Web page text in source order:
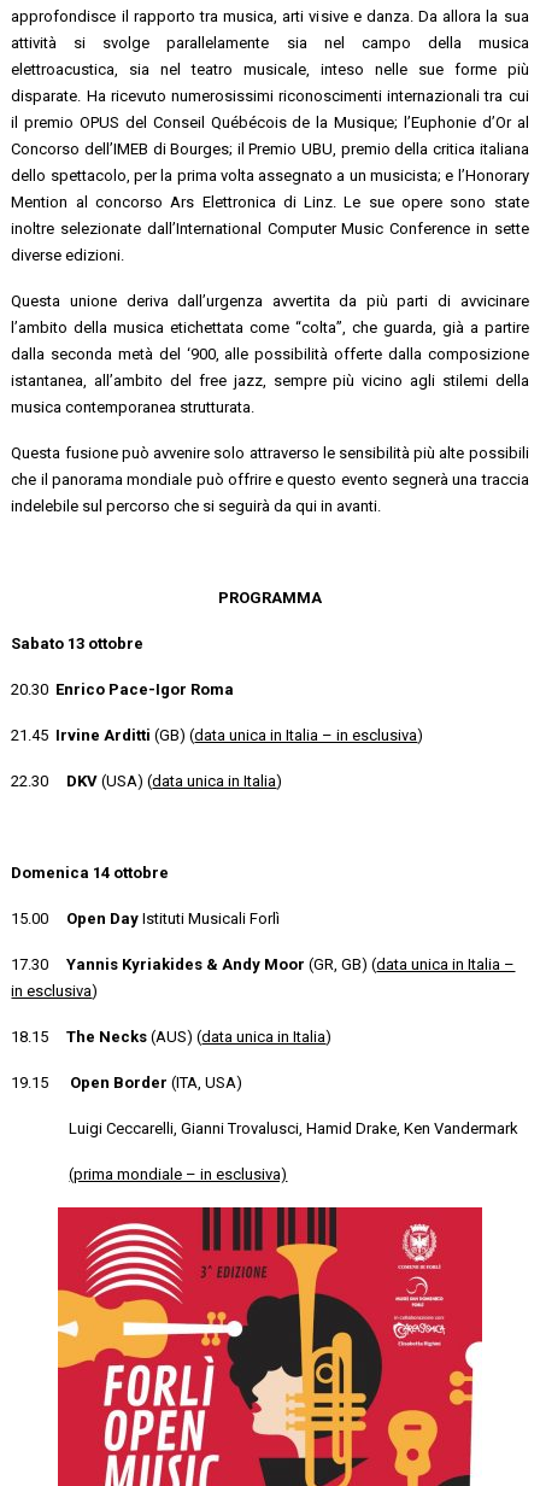
approfondisce il rapporto tra musica, arti visive e danza. Da allora la sua
attività si svolge parallelamente sia nel campo della musica
elettroacustica, sia nel teatro musicale, inteso nelle sue forme più
disparate. Ha ricevuto numerosissimi riconoscimenti internazionali tra cui
il premio OPUS del Conseil Québécois de la Musique; l’Euphonie d’Or al
Concorso dell’IMEB di Bourges; il Premio UBU, premio della critica italiana
dello spettacolo, per la prima volta assegnato a un musicista; e l’Honorary
Mention al concorso Ars Elettronica di Linz. Le sue opere sono state
inoltre selezionate dall’International Computer Music Conference in sette
diverse edizioni.
Questa unione deriva dall’urgenza avvertita da più parti di avvicinare
l’ambito della musica etichettata come “colta”, che guarda, già a partire
dalla seconda metà del ‘900, alle possibilità offerte dalla composizione
istantanea, all’ambito del free jazz, sempre più vicino agli stilemi della
musica contemporanea strutturata.
Questa fusione può avvenire solo attraverso le sensibilità più alte possibili
che il panorama mondiale può offrire e questo evento segnerà una traccia
indelebile sul percorso che si seguirà da qui in avanti.
PROGRAMMA
Sabato 13 ottobre
20.30 Enrico Pace-Igor Roma
21.45 Irvine Arditti (GB) (data unica in Italia – in esclusiva)
22.30 DKV (USA) (data unica in Italia)
Domenica 14 ottobre
15.00 Open Day Istituti Musicali Forlì
17.30Yannis Kyriakides & Andy Moor (GR, GB) (data unica in Italia –
in esclusiva)
18.15The Necks(AUS) (data unica in Italia)
19.15 Open Border (ITA, USA)
Luigi Ceccarelli, Gianni Trovalusci, Hamid Drake, Ken Vandermark
(prima mondiale – in esclusiva)